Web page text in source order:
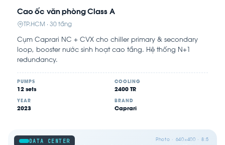
Cao ốc văn phòng Class A
TP.HCM · 30 tầng
Cụm Caprari NC + CVX cho chiller primary & secondary
loop, booster nước sinh hoạt cao tầng. Hệ thống N+1
redundancy.
PUMPS
12 sets
COOLING
2400 TR
YEAR
2023
BRAND
Caprari
DATA CENTER Photo · 640×400 · 8:5